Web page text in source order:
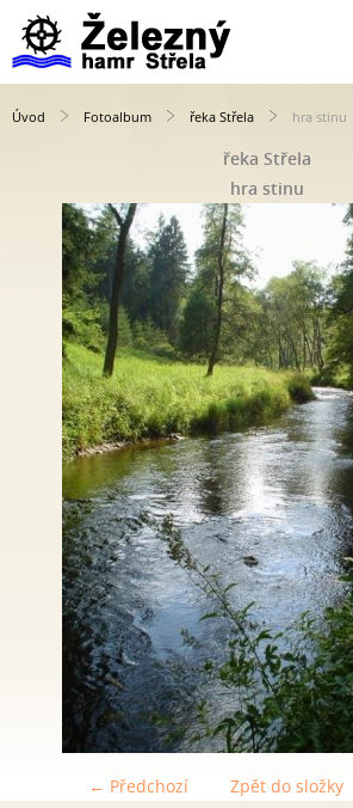
Úvod Fotoalbum řeka Střela hra stinu
řeka Střela
hra stinu
← Předchozí Zpět do složky